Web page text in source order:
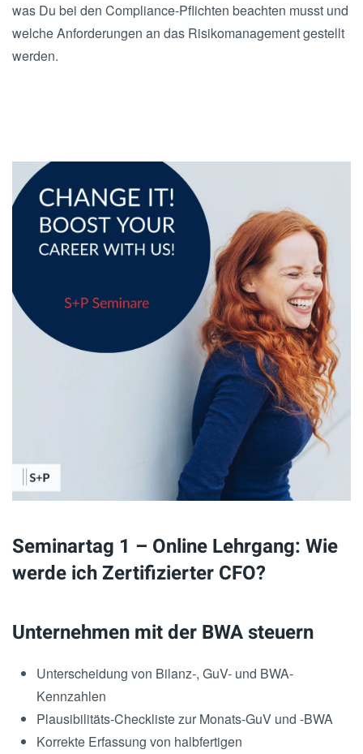
was Du bei den Compliance-Pflichten beachten musst und
welche Anforderungen an das Risikomanagement gestellt
werden.
Seminartag 1 – Online Lehrgang: Wie
werde ich Zertifizierter CFO?
Unternehmen mit der BWA steuern
Unterscheidung von Bilanz-, GuV- und BWA-
Kennzahlen
Plausibilitäts-Checkliste zur Monats-GuV und -BWA
Korrekte Erfassung von halbfertigen